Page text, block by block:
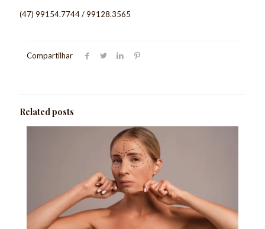
(47) 99154.7744 / 99128.3565
Compartilhar
Related posts